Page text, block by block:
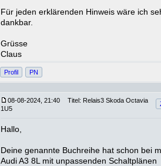
Für jeden erklärenden Hinweis wäre ich
dankbar.
Grüsse
Claus
Profil PN
08-08-2024, 21:40
Titel: Relais3 Skoda Octavia
1U5
Hallo,
Deine genannte Buchreihe hat schon bei
Audi A3 8L mit unpassenden Schaltplänen